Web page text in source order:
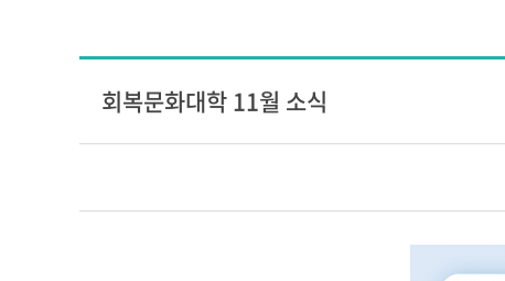
회복문화대학 11월 소식